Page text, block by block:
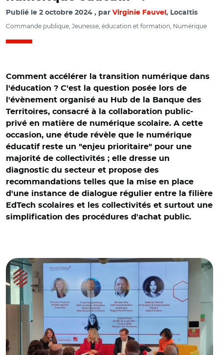
Publié le 2 octobre 2024 par Virginie Fauvel , Localtis
Commande publique, Jeunesse, éducation et formation, Numérique
Comment accélérer la transition numérique dans
l'éducation ? C'est la question posée lors de
l'évènement organisé au Hub de la Banque des
Territoires, consacré à la collaboration public-
privé en matière de numérique scolaire. A cette
occasion, une étude révèle que le numérique
éducatif reste un "enjeu prioritaire" pour une
majorité de collectivités ; elle dresse un
diagnostic du secteur et propose des
recommandations telles que la mise en place
d'une instance de dialogue régulier entre la filière
EdTech scolaires et les collectivités et surtout une
simplification des procédures d'achat public.